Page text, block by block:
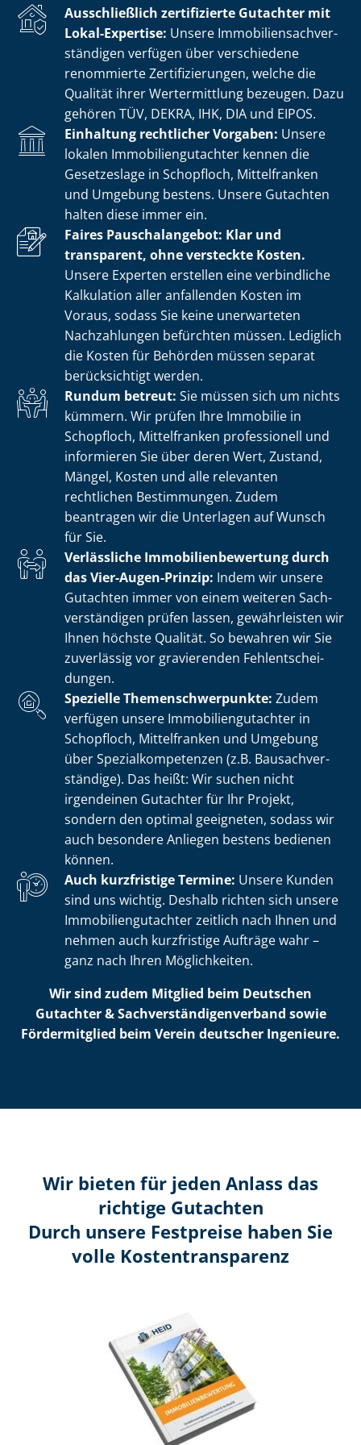
Ausschließlich zertifizierte Gutachter mit
Lokal-Expertise: Unsere Im­mo­bi­li­en­sach­ver­
stän­di­gen verfügen über verschiedene
renommierte Zer­ti­fi­zie­run­gen, welche die
Qualität ihrer Wertermittlung bezeugen. Dazu
gehören TÜV, DEKRA, IHK, DIA und EIPOS.
Einhaltung rechtlicher Vorgaben: Unsere
lokalen Im­mo­bi­li­en­gut­ach­ter kennen die
Gesetzeslage in Schopfloch, Mittelfranken
und Umgebung bestens. Unsere Gutachten
halten diese immer ein.
Faires Pauschalangebot: Klar und
transparent, ohne versteckte Kosten.
Unsere Experten erstellen eine verbindliche
Kalkulation aller anfallenden Kosten im
Voraus, sodass Sie keine unerwarteten
Nachzahlungen befürchten müssen. Lediglich
die Kosten für Behörden müssen separat
berücksichtigt werden.
Rundum betreut: Sie müssen sich um nichts
kümmern. Wir prüfen Ihre Immobilie in
Schopfloch, Mittelfranken professionell und
informieren Sie über deren Wert, Zustand,
Mängel, Kosten und alle relevanten
rechtlichen Bestimmungen. Zudem
beantragen wir die Unterlagen auf Wunsch
für Sie.
Verlässliche Im­mo­bi­li­en­be­wer­tung durch
das Vier-Augen-Prinzip: Indem wir unsere
Gutachten immer von einem weiteren Sach­
ver­stän­di­gen prüfen lassen, gewährleisten wir
Ihnen höchste Qualität. So bewahren wir Sie
zuverlässig vor gravierenden Fehl­ent­schei­
dun­gen.
Spezielle The­men­schwer­punk­te: Zudem
verfügen unsere Im­mo­bi­li­en­gut­ach­ter in
Schopfloch, Mittelfranken und Umgebung
über Spe­zi­al­kom­pe­ten­zen (z.B. Bau­sach­ver­
stän­di­ge). Das heißt: Wir suchen nicht
irgendeinen Gutachter für Ihr Projekt,
sondern den optimal geeigneten, sodass wir
auch besondere Anliegen bestens bedienen
können.
Auch kurzfristige Termine: Unsere Kunden
sind uns wichtig. Deshalb richten sich unsere
Im­mo­bi­li­en­gut­ach­ter zeitlich nach Ihnen und
nehmen auch kurzfristige Aufträge wahr –
ganz nach Ihren Möglichkeiten.
Wir sind zudem Mitglied beim Deutschen
Gutachter & Sach­ver­stän­di­gen­ver­band sowie
Fördermitglied beim Verein deutscher Ingenieure.
Wir bieten für jeden Anlass das
richtige Gutachten
Durch unsere Festpreise haben Sie
volle Kosten­transparenz